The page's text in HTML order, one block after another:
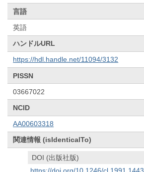
言語
英語
ハンドルURL
https://hdl.handle.net/11094/3132
PISSN
03667022
NCID
AA00603318
関連情報 (isIdenticalTo)
DOI (出版社版)
https://doi.org/10.1246/cl.1991.1443